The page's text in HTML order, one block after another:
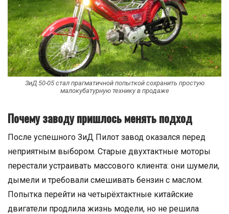
ЗиД 50-05 стал прагматичной попыткой сохранить простую
малокубатурную технику в продаже
Почему заводу пришлось менять подход
После успешного ЗиД Пилот завод оказался перед
неприятным выбором. Старые двухтактные моторы
перестали устраивать массового клиента: они шумели,
дымели и требовали смешивать бензин с маслом.
Попытка перейти на четырёхтактные китайские
двигатели продлила жизнь модели, но не решила